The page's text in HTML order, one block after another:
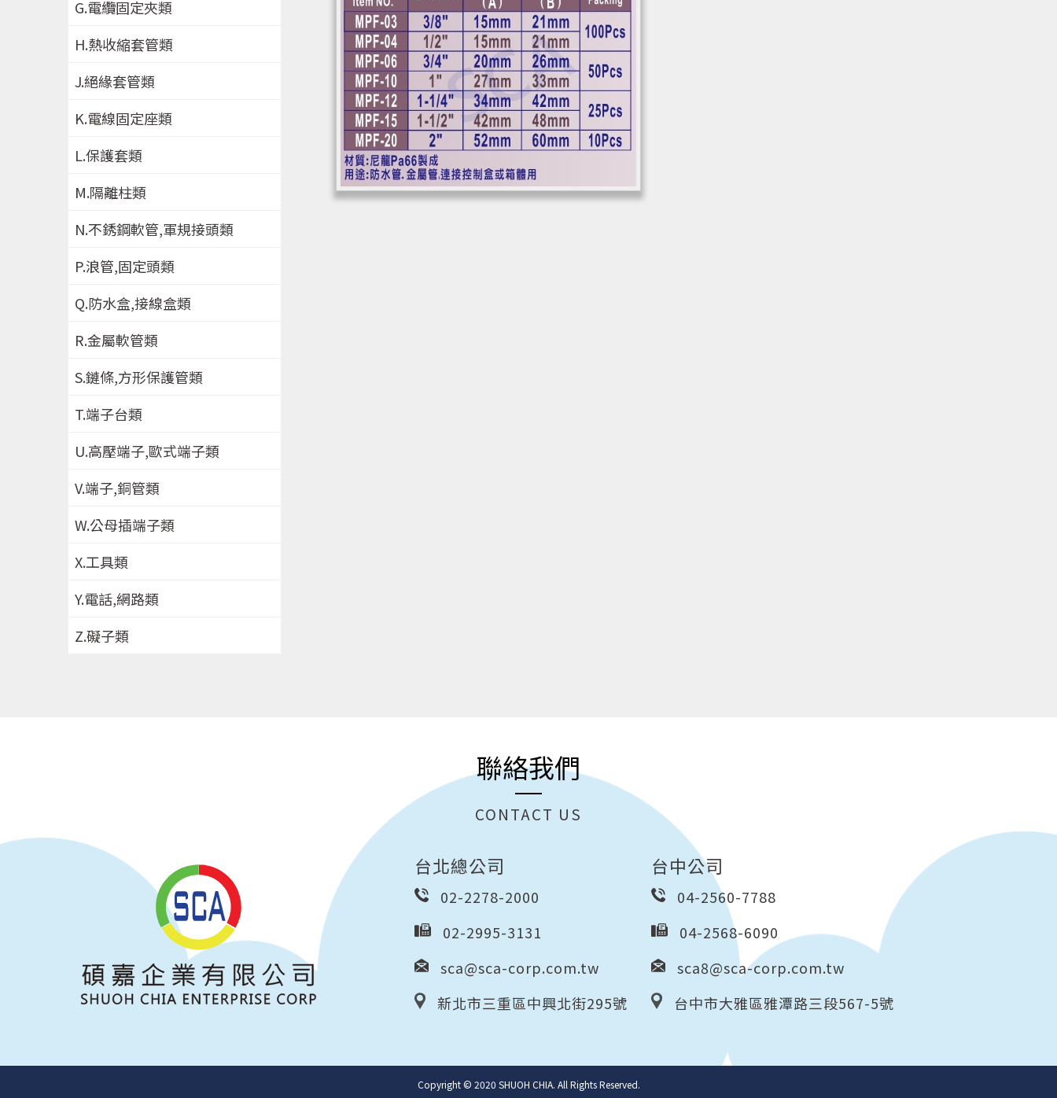
G.電纜固定夾類
H.熱收縮套管類
J.絕緣套管類
K.電線固定座類
L.保護套類
M.隔離柱類
N.不銹鋼軟管,軍規接頭類
P.浪管,固定頭類
Q.防水盒,接線盒類
R.金屬軟管類
S.鏈條,方形保護管類
T.端子台類
U.高壓端子,歐式端子類
V.端子,銅管類
W.公母插端子類
X.工具類
Y.電話,網路類
Z.礙子類
聯絡我們
CONTACT US
台北總公司
02-2278-2000
02-2995-3131
sca@sca-corp.com.tw
新北市三重區中興北街295號
台中公司
04-2560-7788
04-2568-6090
sca8@sca-corp.com.tw
台中市大雅區雅潭路三段567-5號
Copyright © 2020 SHUOH CHIA. All Rights Reserved.